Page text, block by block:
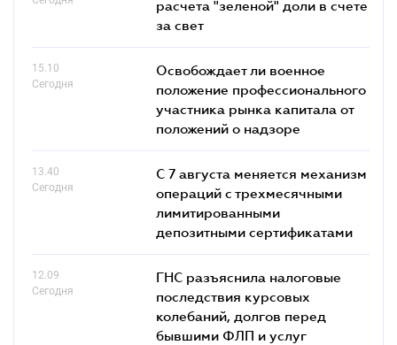
расчета "зеленой" доли в счете
за свет
15.10
Сегодня
Освобождает ли военное
положение профессионального
участника рынка капитала от
положений о надзоре
13.40
Сегодня
С 7 августа меняется механизм
операций с трехмесячными
лимитированными
депозитными сертификатами
12.09
Сегодня
ГНС разъяснила налоговые
последствия курсовых
колебаний, долгов перед
бывшими ФЛП и услуг